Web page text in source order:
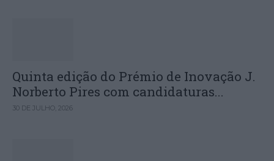
Quinta edição do Prémio de Inovação J.
Norberto Pires com candidaturas...
30 DE JULHO, 2026